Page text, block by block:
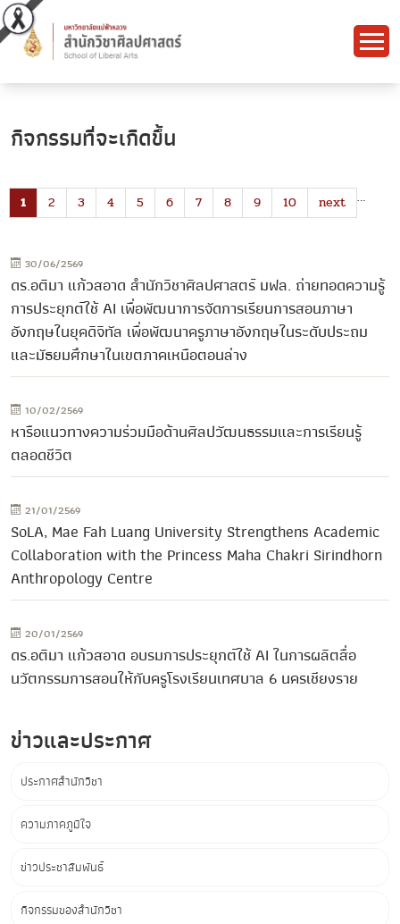
กิจกรรมที่จะเกิดขึ้น
1 2 3 4 5 6 7 8 9 10 …
next
30/06/2569
ดร.อติมา แก้วสอาด สำนักวิชาศิลปศาสตร์ มฟล. ถ่ายทอดความรู้
การประยุกต์ใช้ AI เพื่อพัฒนาการจัดการเรียนการสอนภาษา
อังกฤษในยุคดิจิทัล เพื่อพัฒนาครูภาษาอังกฤษในระดับประถม
และมัธยมศึกษาในเขตภาคเหนือตอนล่าง
10/02/2569
หารือแนวทางความร่วมมือด้านศิลปวัฒนธรรมและการเรียนรู้
ตลอดชีวิต
21/01/2569
SoLA, Mae Fah Luang University Strengthens Academic
Collaboration with the Princess Maha Chakri Sirindhorn
Anthropology Centre
20/01/2569
ดร.อติมา แก้วสอาด อบรมการประยุกต์ใช้ AI ในการผลิตสื่อ
นวัตกรรมการสอนให้กับครูโรงเรียนเทศบาล 6 นครเชียงราย
ข่าวและประกาศ
ประกาศสำนักวิชา
ความภาคภูมิใจ
ข่าวประชาสัมพันธ์
กิจกรรมของสำนักวิชา